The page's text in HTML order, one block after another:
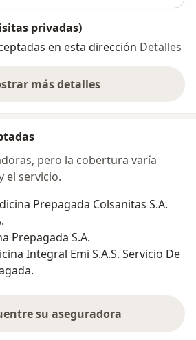
privadas)
en esta dirección Detalles
más detalles
sobre la dirección
pero la cobertura varía
el servicio.
Prepagada Colsanitas S.A.
Prepagada S.A.
Integral Emi S.A.S. Servicio De
su aseguradora